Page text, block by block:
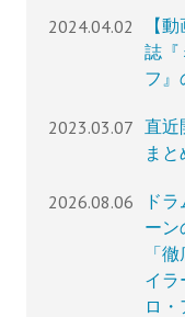
2024.04.02
【
誌『
フ』
2023.03.07
直近
まと
2026.08.06
ド
ーン
「
イラ
ロ